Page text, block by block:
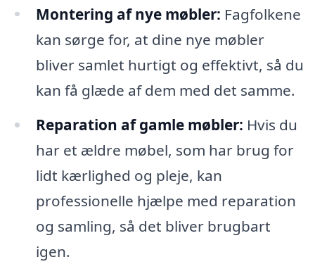
Montering af nye møbler: Fagfolkene
kan sørge for, at dine nye møbler
bliver samlet hurtigt og effektivt, så du
kan få glæde af dem med det samme.
Reparation af gamle møbler: Hvis du
har et ældre møbel, som har brug for
lidt kærlighed og pleje, kan
professionelle hjælpe med reparation
og samling, så det bliver brugbart
igen.